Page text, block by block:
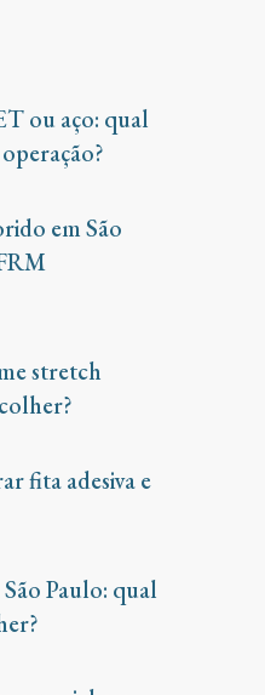
ou aço: qual
em São
stretch
fita adesiva e
Paulo: qual